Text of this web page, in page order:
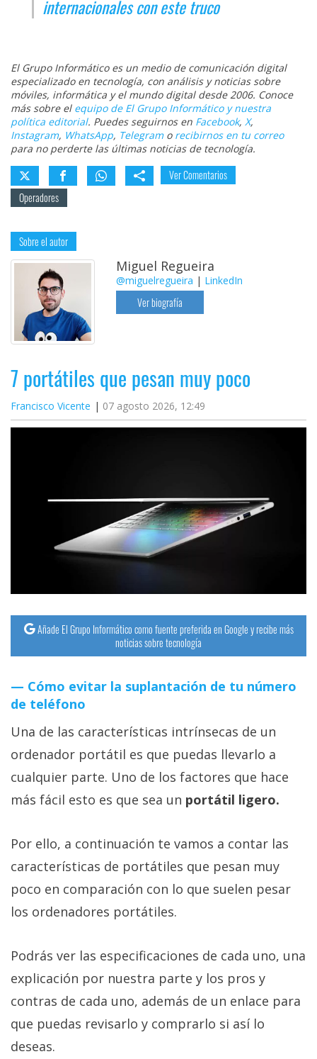
internacionales con este truco
El Grupo Informático es un medio de comunicación digital
especializado en tecnología, con análisis y noticias sobre
móviles, informática y el mundo digital desde 2006. Conoce
más sobre el equipo de El Grupo Informático y nuestra
política editorial. Puedes seguirnos en Facebook, X,
Instagram, WhatsApp, Telegramo recibirnos en tu correo
para no perderte las últimas noticias de tecnología.
Ver Comentarios
Operadores
Sobre el autor
Miguel Regueira
@miguelregueira | LinkedIn
Ver biografía
7 portátiles que pesan muy poco
Francisco Vicente 07 agosto 2026, 12:49
Añade El Grupo Informático como fuente preferida en Google y recibe más
noticias sobre tecnología
Cómo evitar la suplantación de tu número
de teléfono
Una de las características intrínsecas de un
ordenador portátil es que puedas llevarlo a
cualquier parte. Uno de los factores que hace
más fácil esto es que sea un portátil ligero.
Por ello, a continuación te vamos a contar las
características de portátiles que pesan muy
poco en comparación con lo que suelen pesar
los ordenadores portátiles.
Podrás ver las especificaciones de cada uno, una
explicación por nuestra parte y los pros y
contras de cada uno, además de un enlace para
que puedas revisarlo y comprarlo si así lo
deseas.